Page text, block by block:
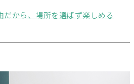
だから、場所を選ばず楽しめる